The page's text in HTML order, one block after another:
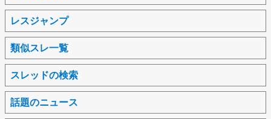
レスジャンプ
類似スレ一覧
スレッドの検索
話題のニュース